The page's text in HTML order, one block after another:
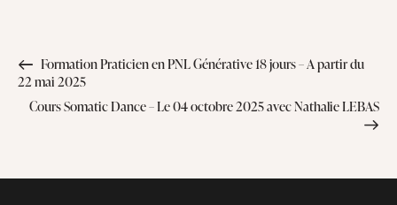
Formation Praticien en PNL Générative 18 jours – A partir du
22 mai 2025
Cours Somatic Dance – Le 04 octobre 2025 avec Nathalie LEBAS